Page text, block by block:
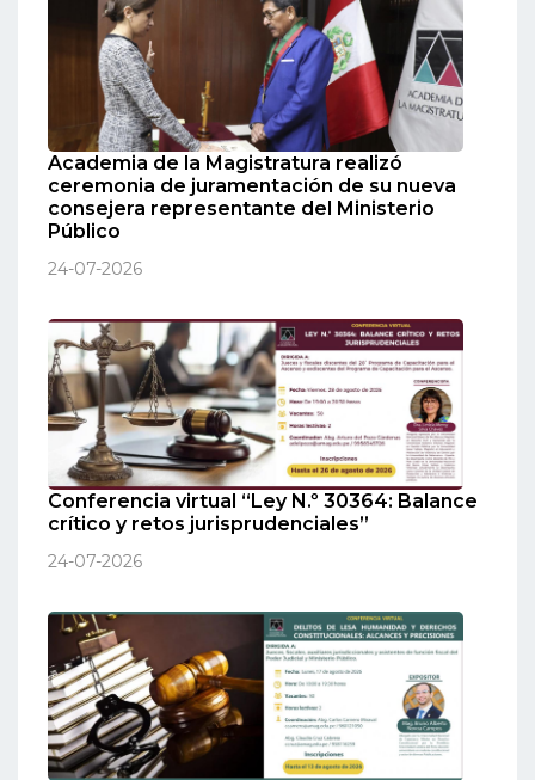
Academia de la Magistratura realizó
ceremonia de juramentación de su nueva
consejera representante del Ministerio
Público
24-07-2026
Conferencia virtual “Ley N.º 30364: Balance
crítico y retos jurisprudenciales”
24-07-2026